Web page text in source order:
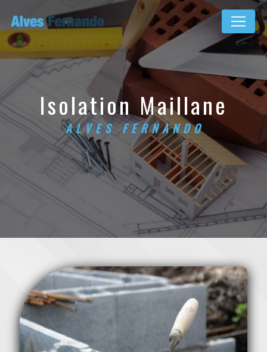
isolation Maillane
ALVES FERNANDO
Panneau de gestion des cookies